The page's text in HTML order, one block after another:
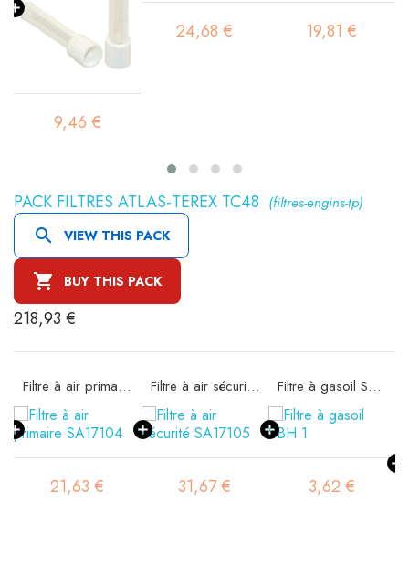
9,46 €
24,68 € 19,81 €
PACK FILTRES ATLAS-TEREX TC48 (filtres-engins-tp)
 VIEW THIS PACK
 BUY THIS PACK
218,93 €
Filtre à air primaire SA17104
21,63 €
Filtre à air sécurité SA17105
31,67 €
Filtre à gasoil SBH 1
3,62 €